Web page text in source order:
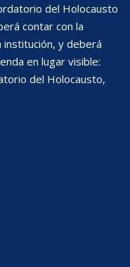
del Holocausto
contar con la
y deberá
en lugar visible:
del Holocausto,